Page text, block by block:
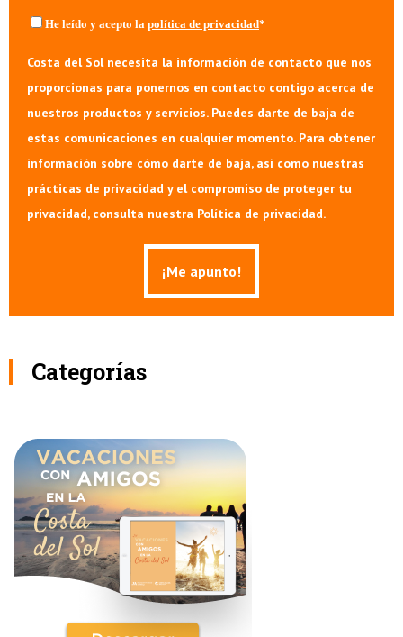
He leído y acepto la política de privacidad*
Costa del Sol necesita la información de contacto que nos
proporcionas para ponernos en contacto contigo acerca de
nuestros productos y servicios. Puedes darte de baja de
estas comunicaciones en cualquier momento. Para obtener
información sobre cómo darte de baja, así como nuestras
prácticas de privacidad y el compromiso de proteger tu
privacidad, consulta nuestra Política de privacidad.
Categorías